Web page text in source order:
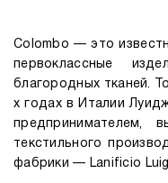
Colombo — это
первоклассные
благородных тканей.
х годах в Италии
предпринимателем,
текстильного
фабрики — Lanificio